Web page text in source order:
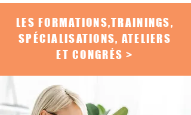
LES FORMATIONS,TRAININGS,
SPÉCIALISATIONS, ATELIERS
ET CONGRĖS >